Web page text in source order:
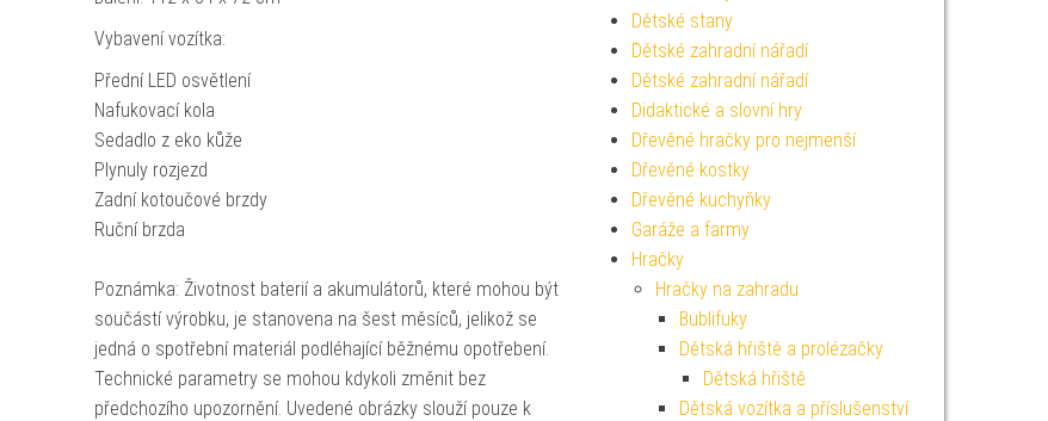
Vybavení vozítka:
Přední LED osvětlení
Nafukovací kola
Sedadlo z eko kůže
Plynuly rozjezd
Zadní kotoučové brzdy
Ruční brzda
Poznámka: Životnost baterií a akumulátorů, které mohou být
součástí výrobku, je stanovena na šest měsíců, jelikož se
jedná o spotřební materiál podléhající běžnému opotřebení.
Technické parametry se mohou kdykoli změnit bez
předchozího upozornění. Uvedené obrázky slouží pouze k
Dětské stany
Dětské zahradní nářadí
Dětské zahradní nářadí
Didaktické a slovní hry
Dřevěné hračky pro nejmenší
Dřevěné kostky
Dřevěné kuchyňky
Garáže a farmy
Hračky
Hračky na zahradu
Bublifuky
Dětská hřiště a prolézačky
Dětská hřiště
Dětská vozítka a příslušenství